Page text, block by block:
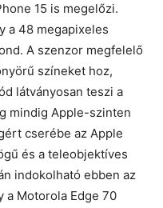
15 is megelőzi.
a 48 megapixeles
A szenzor megfelelő
színeket hoz,
látványosan teszi a
mindig Apple-szinten
cserébe az Apple
és a teleobjektíves
indokolható ebben az
a Motorola Edge 70